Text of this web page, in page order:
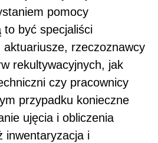
pomocy
to być specjaliści
rzeczoznawcy
rekultywacyjnych, jak
czy pracownicy
przypadku konieczne
ujęcia i obliczenia
inwentaryzacja i